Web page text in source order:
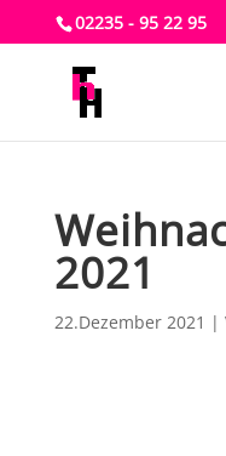
02235 - 95 22 95
2021
22.Dezember 2021 |